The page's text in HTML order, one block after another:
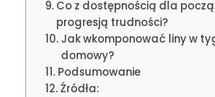
Co z dostępnością dla
progresją trudności?
Jak wkomponować liny w
domowy?
Podsumowanie
Źródła: